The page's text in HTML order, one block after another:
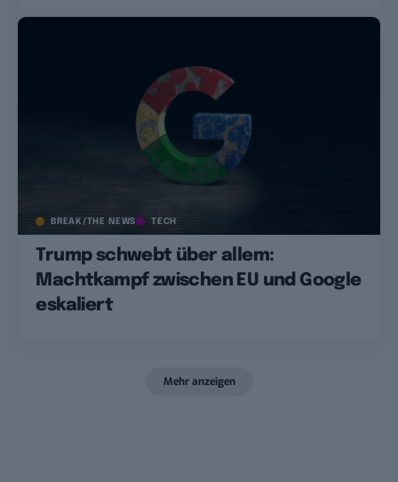
BREAK/THE NEWS TECH
Trump schwebt über allem:
Machtkampf zwischen EU und Google
eskaliert
Mehr anzeigen